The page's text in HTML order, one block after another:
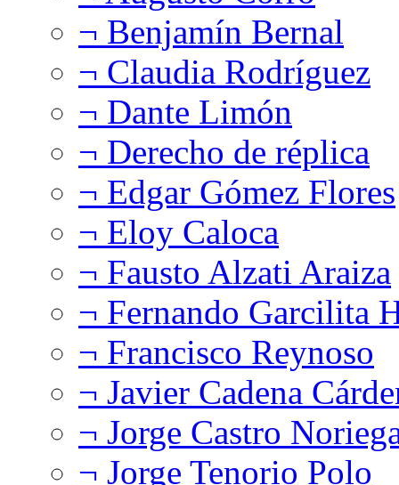
¬ Benjamín Bernal
¬ Claudia Rodríguez
¬ Dante Limón
¬ Derecho de réplica
¬ Edgar Gómez Flores
¬ Eloy Caloca
¬ Fausto Alzati Araiza
¬ Fernando Garcilita
¬ Francisco Reynoso
¬ Javier Cadena
¬ Jorge Castro
¬ Jorge Tenorio Polo